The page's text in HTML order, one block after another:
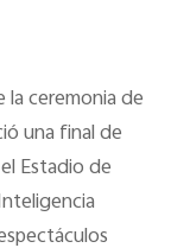
ceremonia de
una final de
Estadio de